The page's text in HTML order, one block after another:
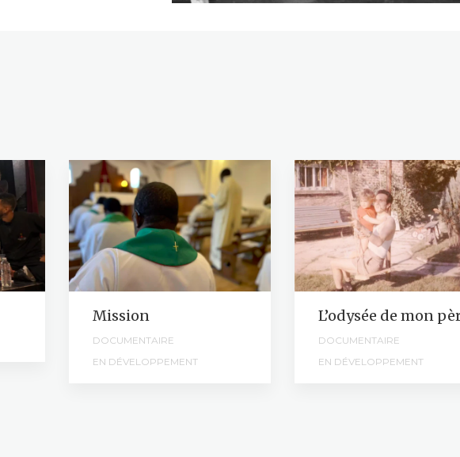
Mission
DOCUMENTAIRE
EN DÉVELOPPEMENT
L’odysée de mon
DOCUMENTAIRE
EN DÉVELOPPEMENT